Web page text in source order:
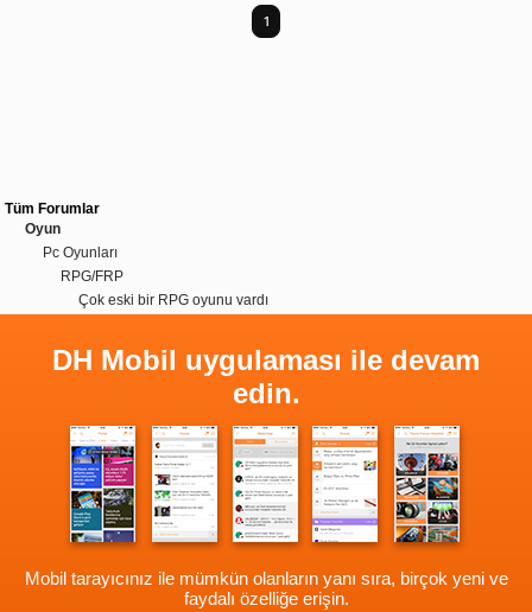
1
Tüm Forumlar
Oyun
Pc Oyunları
RPG/FRP
Çok eski bir RPG oyunu vardı
DH Mobil uygulaması ile devam
edin.
Mobil tarayıcınız ile mümkün olanların yanı sıra, birçok yeni ve
faydalı özelliğe erişin.